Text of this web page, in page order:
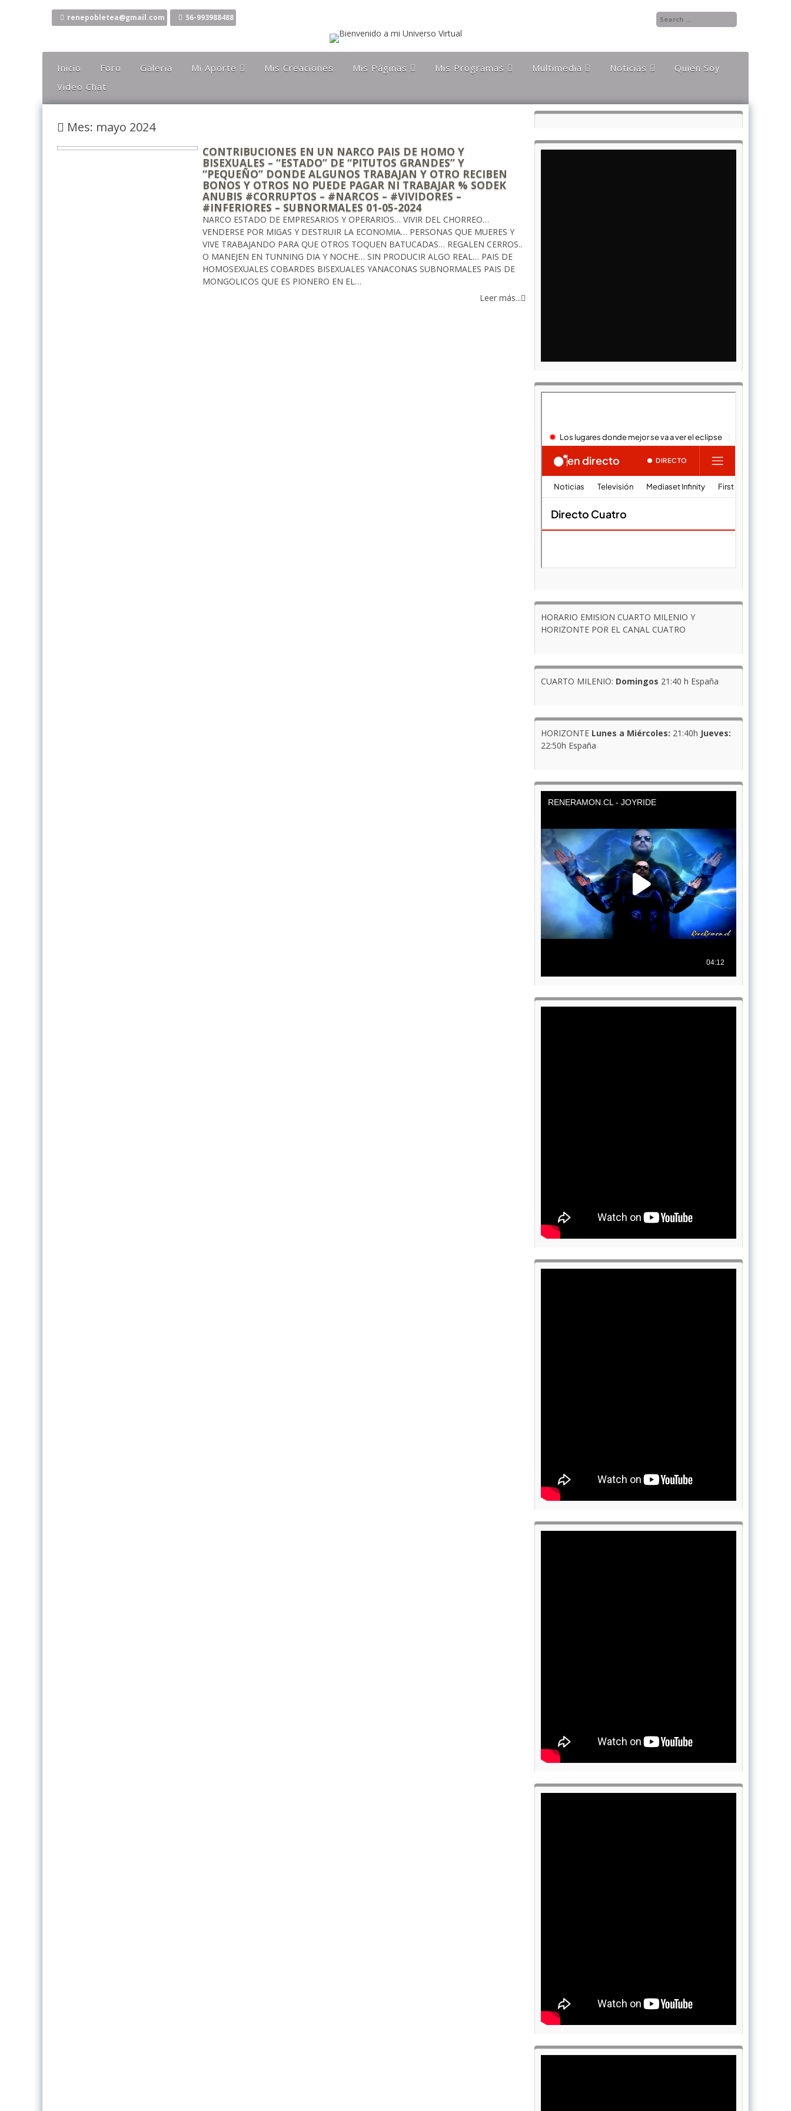
renepobletea@gmail.com 56-993988488
Inicio Foro Galeria Mi Aporte
Comentarios
El Canto De La Lira
Ideas
Mis Karaokes
Sugerencias
Mis Creaciones Mis Páginas
Chileno
Orgulloso de ser
Magallanico
Patagonia Rebelde
Propiedades Poblete
Yo Quiero Que Mi
Mamá Sea Eterna
Mis Programas
Charla Austral
Multimedia
Documentos
Videos
Noticias
Noticias
Noticias Nacionales
Quien Soy
Video Chat
Mes: mayo 2024
CONTRIBUCIONES EN UN NARCO PAIS DE HOMO Y
BISEXUALES – “ESTADO” DE “PITUTOS GRANDES” Y
“PEQUEÑO” DONDE ALGUNOS TRABAJAN Y OTRO RECIBEN
BONOS Y OTROS NO PUEDE PAGAR NI TRABAJAR % SODEK
ANUBIS #CORRUPTOS – #NARCOS – #VIVIDORES –
#INFERIORES – SUBNORMALES 01-05-2024
NARCO ESTADO DE EMPRESARIOS Y OPERARIOS… VIVIR DEL CHORREO…
VENDERSE POR MIGAS Y DESTRUIR LA ECONOMIA… PERSONAS QUE MUERES Y
VIVE TRABAJANDO PARA QUE OTROS TOQUEN BATUCADAS… REGALEN CERROS..
O MANEJEN EN TUNNING DIA Y NOCHE… SIN PRODUCIR ALGO REAL… PAIS DE
HOMOSEXUALES COBARDES BISEXUALES YANACONAS SUBNORMALES PAIS DE
MONGOLICOS QUE ES PIONERO EN EL…
Leer más...
HORARIO EMISION CUARTO MILENIO Y
HORIZONTE POR EL CANAL CUATRO
CUARTO MILENIO: Domingos 21:40 h España
HORIZONTE Lunes a Miércoles: 21:40h Jueves:
22:50h España